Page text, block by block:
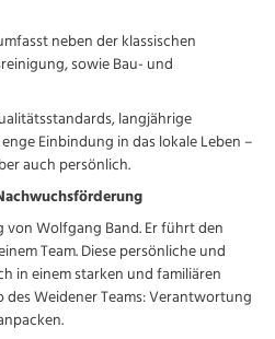
neben der klassischen
sowie Bau- und
langjährige
Einbindung in das lokale Leben –
auch persönlich.
von Wolfgang Band. Er führt den
Team. Diese persönliche und
in einem starken und familiären
Weidener Teams: Verantwortung